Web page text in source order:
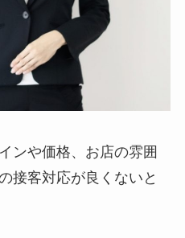
ンや価格、お店の雰囲
接客対応が良くないと